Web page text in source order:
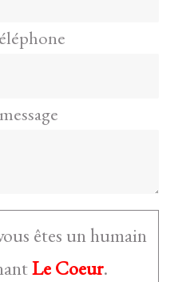
êtes un humain
Le Coeur.